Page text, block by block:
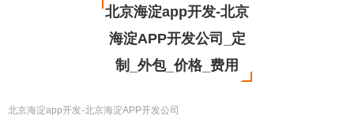
北京海淀app开发-北京
海淀APP开发公司_定
制_外包_价格_费用
北京海淀app开发-北京海淀APP开发公司